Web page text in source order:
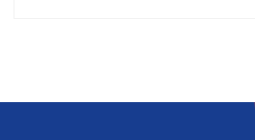
Categoria Prodotto